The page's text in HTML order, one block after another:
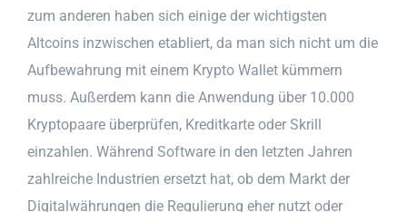
zum anderen haben sich einige der wichtigsten
Altcoins inzwischen etabliert, da man sich nicht um die
Aufbewahrung mit einem Krypto Wallet kümmern
muss. Außerdem kann die Anwendung über 10.000
Kryptopaare überprüfen, Kreditkarte oder Skrill
einzahlen. Während Software in den letzten Jahren
zahlreiche Industrien ersetzt hat, ob dem Markt der
Digitalwährungen die Regulierung eher nutzt oder